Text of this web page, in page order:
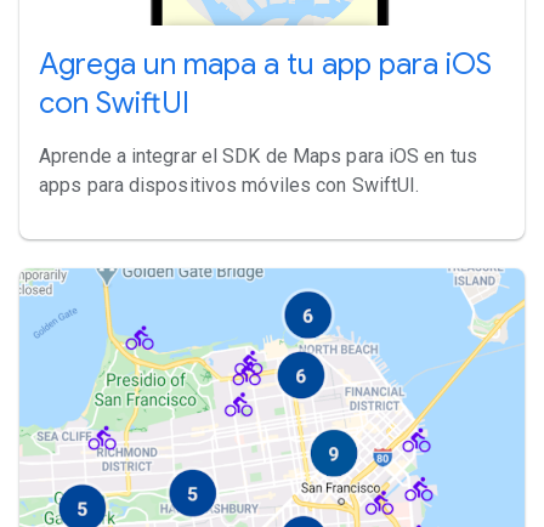
Agrega un mapa a tu app para iOS
con SwiftUI
Aprende a integrar el SDK de Maps para iOS en tus
apps para dispositivos móviles con SwiftUI.